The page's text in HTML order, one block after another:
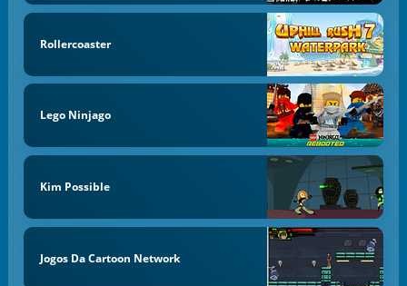
Rollercoaster
Lego Ninjago
Kim Possible
Jogos Da Cartoon Network